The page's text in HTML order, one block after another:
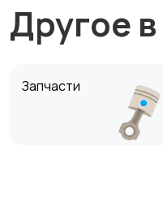
Другое
Запчасти